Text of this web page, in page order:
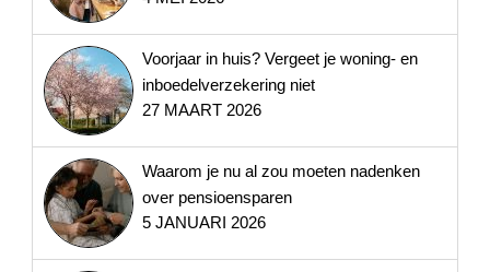
Voorjaar in huis? Vergeet je woning- en
inboedelverzekering niet
27 MAART 2026
Waarom je nu al zou moeten nadenken
over pensioensparen
5 JANUARI 2026